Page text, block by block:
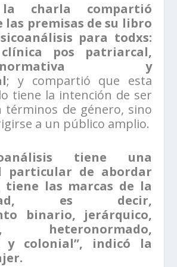
charla compartió
las premisas de su libro
para todxs:
pos patriarcal,
y
; y compartió que esta
tiene la intención de ser
términos de género, sino
a un público amplio.
tiene una
particular de abordar
tiene las marcas de la
es decir,
binario, jerárquico,
heteronormado,
y colonial”, indicó la